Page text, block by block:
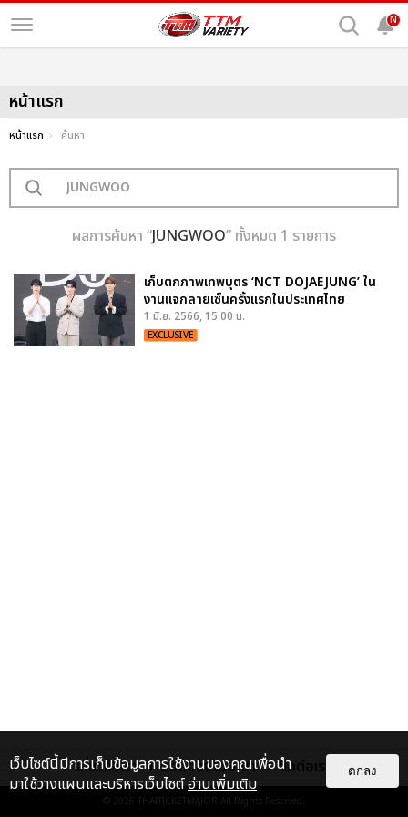
N
หน้าแรก
หน้าแรก ค้นหา
ผลการค้นหา “JUNGWOO” ทั้งหมด 1 รายการ
เก็บตกภาพเทพบุตร ‘NCT DOJAEJUNG’ ใน
งานแจกลายเซ็นครั้งแรกในประเทศไทย
1 มิ.ย. 2566, 15:00 น.
EXCLUSIVE
เกี่ยวกับเรา ติดต่อลงโฆษณา ติดต่อเรา
© 2026 THAITICKETMAJOR All Rights Reserved.
เว็บไซต์นี้มีการเก็บข้อมูลการใช้งานของคุณเพื่อนำ
มาใช้วางแผนและบริหารเว็บไซต์อ่านเพิ่มเติม
ตกลง